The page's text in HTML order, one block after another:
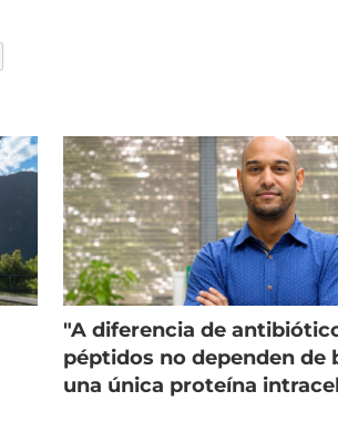
"A diferencia de
péptidos no dependen de
una única proteína